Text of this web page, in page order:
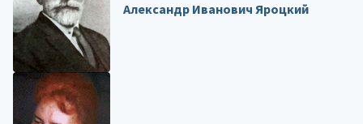
Александр Иванович Яроцкий